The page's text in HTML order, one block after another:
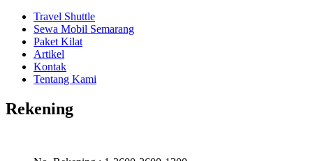
Travel Shuttle
Sewa Mobil Semarang
Paket Kilat
Artikel
Kontak
Tentang Kami
Rekening